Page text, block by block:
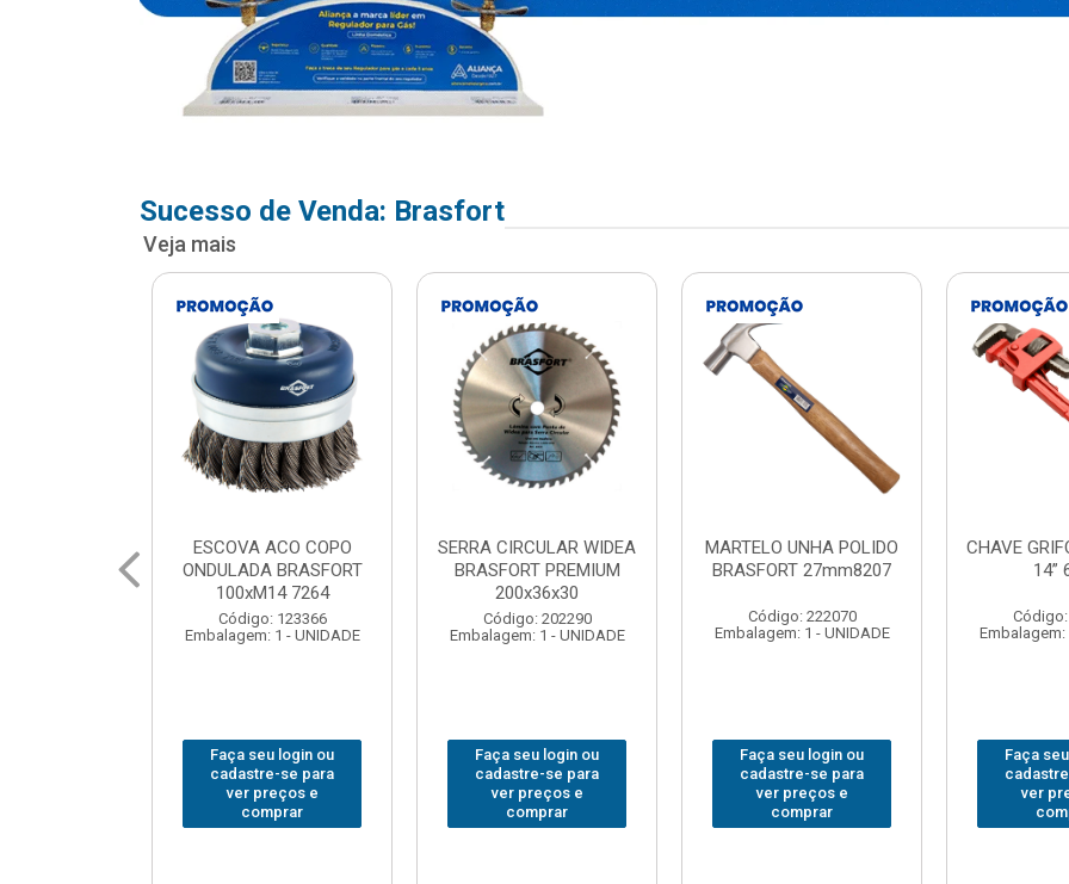
Sucesso de Venda: Brasfort
Veja mais
SERRA CIRCULAR WIDEA
BRASFORT PREMIUM
200x36x30
Código: 202290
Embalagem: 1 - UNIDADE
Faça seu login ou
cadastre-se para
ver preços e
comprar
MARTELO UNHA POLIDO
BRASFORT 27mm8207
Código: 222070
Embalagem: 1 - UNIDADE
Faça seu login ou
cadastre-se para
ver preços e
comprar
CHAVE GRIFO BRASFORT
14” 6012
Código: 231967
Embalagem: 1 - UNIDADE
Faça seu login ou
cadastre-se para
ver preços e
comprar
Embalagem:
Faça
ver